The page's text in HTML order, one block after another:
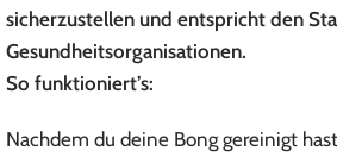
sicherzustellen und entspricht den
Gesundheitsorganisationen.
So funktioniert’s:
Nachdem du deine Bong gereinigt